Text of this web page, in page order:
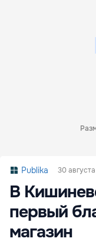
Publika 30
В
первый
магазин